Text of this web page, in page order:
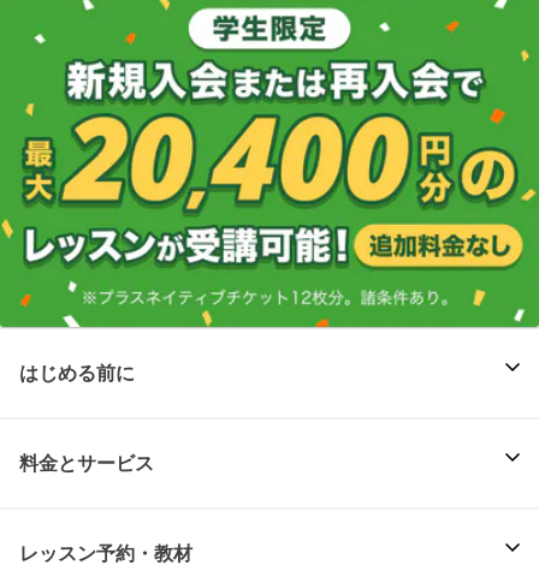
はじめる前に
料金とサービス
レッスン予約・教材